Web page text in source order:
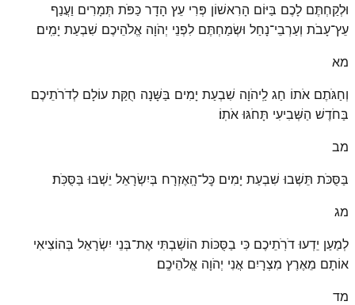
וּלְקַחְתֶּם לָכֶם בַּיּוֹם הָרִאשׁוֹן פְּרִי עֵץ הָדָר כַּפֹּת תְּמָרִים וַעֲנַף
עֵץ־עָבֹת וְעַרְבֵי־נָחַל וּשְׂמַחְתֶּם לִפְנֵי יְהֹוָה אֱלֹהֵיכֶם שִׁבְעַת יָמִֽים׃
מא
וְחַגֹּתֶם אֹתוֹ חַג לַֽיהֹוָה שִׁבְעַת יָמִים בַּשָּׁנָה חֻקַּת עוֹלָם לְדֹרֹתֵיכֶם
בַּחֹדֶשׁ הַשְּׁבִיעִי תָּחֹגּוּ אֹתֽוֹ׃
מב
בַּסֻּכֹּת תֵּשְׁבוּ שִׁבְעַת יָמִים כׇּל־הָֽאֶזְרָח בְּיִשְׂרָאֵל יֵשְׁבוּ בַּסֻּכֹּֽת׃
מג
לְמַעַן יֵדְעוּ דֹרֹֽתֵיכֶם כִּי בַסֻּכּוֹת הוֹשַׁבְתִּי אֶת־בְּנֵי יִשְׂרָאֵל בְּהוֹצִיאִי
אוֹתָם מֵאֶרֶץ מִצְרָיִם אֲנִי יְהֹוָה אֱלֹהֵיכֶֽם׃
מד